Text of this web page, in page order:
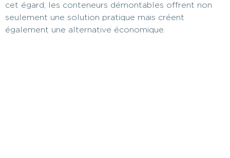
cet égard, les conteneurs démontables offrent non
seulement une solution pratique mais créent
également une alternative économique.